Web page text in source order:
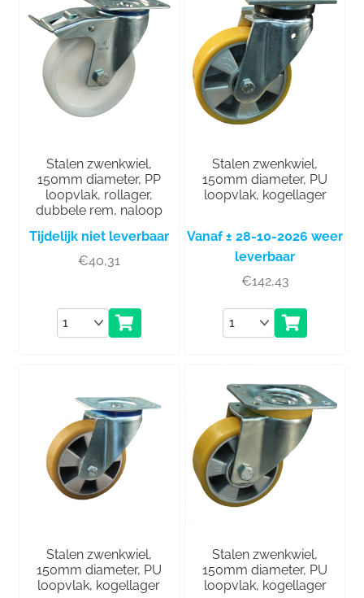
Stalen zwenkwiel,
150mm diameter, PP
loopvlak, rollager,
dubbele rem, naloop
Tijdelijk niet leverbaar
€40,31
Aantal
Stalen zwenkwiel,
150mm diameter, PU
loopvlak, kogellager
Vanaf ± 28-10-2026 weer
leverbaar
€142,43
Aantal
Stalen zwenkwiel,
150mm diameter, PU
loopvlak, kogellager
Stalen zwenkwiel,
150mm diameter, PU
loopvlak, kogellager